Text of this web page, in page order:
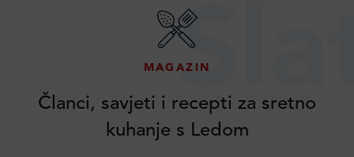
MAGAZIN
Članci, savjeti i recepti za sretno
kuhanje s Ledom